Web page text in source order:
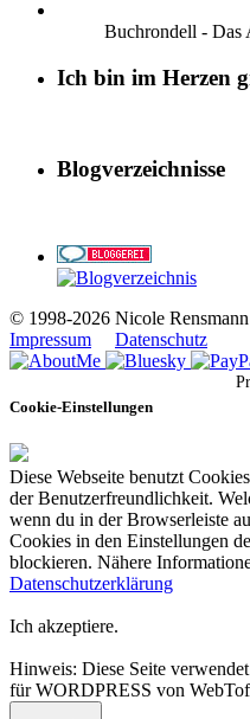
Buchrondell - Das
Ich bin im Herzen
Blogverzeichnisse
© 1998-2026 Nicole Rensmann
Impressum
Datenschutz
Cookie-Einstellungen
Diese Webseite benutzt
der Benutzerfreundlichkeit.
wenn du in der Browserleiste
Cookies in den Einstellungen
blockieren. Nähere
Datenschutzerklärung
Ich akzeptiere.
Hinweis: Diese Seite
für WORDPRESS von